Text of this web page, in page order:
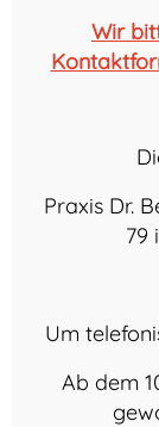
Wir
Praxis Dr.
79
Um
Ab dem